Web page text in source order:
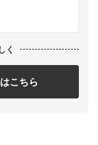
く
こちら